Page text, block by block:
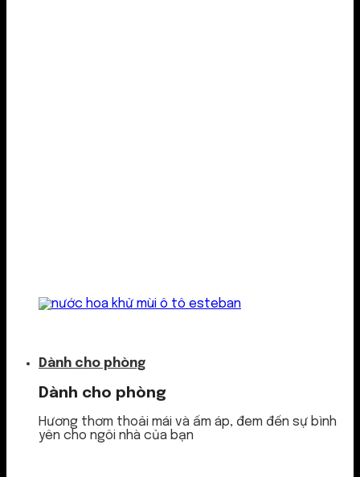
Dành cho phòng
Dành cho phòng
Hương thơm thoải mái và ấm áp, đem đến sự bình
yên cho ngôi nhà của bạn